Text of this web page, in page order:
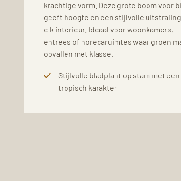
krachtige vorm. Deze grote boom voor
geeft hoogte en een stijlvolle uitstraling
elk interieur. Ideaal voor woonkamers,
entrees of horecaruimtes waar groen
opvallen met klasse.
Stijlvolle bladplant op stam met een
tropisch karakter